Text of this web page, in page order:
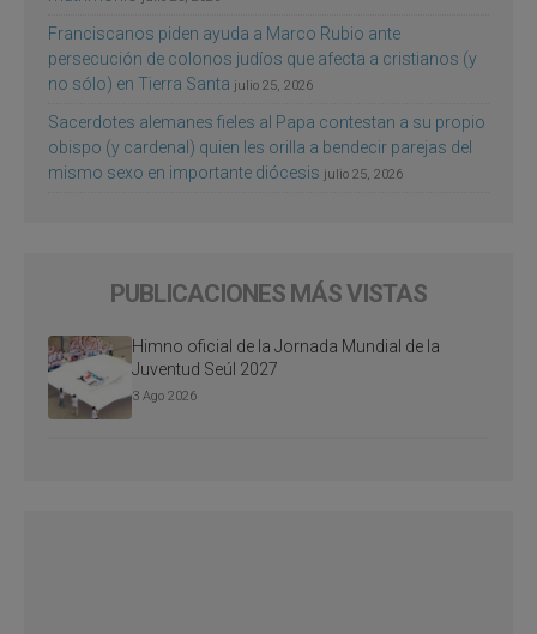
Franciscanos piden ayuda a Marco Rubio ante
persecución de colonos judíos que afecta a cristianos (y
no sólo) en Tierra Santa julio 25, 2026
Sacerdotes alemanes fieles al Papa contestan a su propio
obispo (y cardenal) quien les orilla a bendecir parejas del
mismo sexo en importante diócesis julio 25, 2026
PUBLICACIONES MÁS VISTAS
Himno oficial de la Jornada Mundial de la
Juventud Seúl 2027
3 Ago 2026